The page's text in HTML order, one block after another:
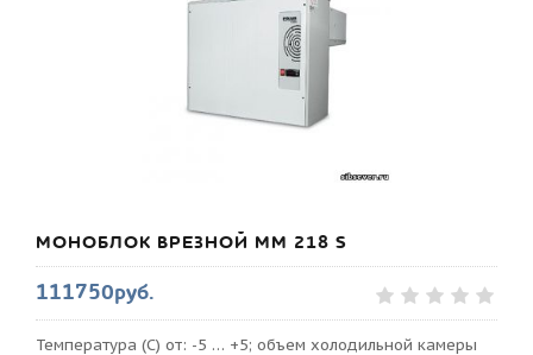
МОНОБЛОК ВРЕЗНОЙ MM 218 S
111750руб.
Температура (С) от: -5 … +5; объем холодильной камеры